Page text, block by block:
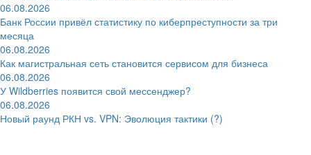
06.08.2026
Банк России привёл статистику по киберпреступности за три
месяца
06.08.2026
Как магистральная сеть становится сервисом для бизнеса
06.08.2026
У Wildberries появится свой мессенджер?
06.08.2026
Новый раунд РКН vs. VPN: Эволюция тактики (?)